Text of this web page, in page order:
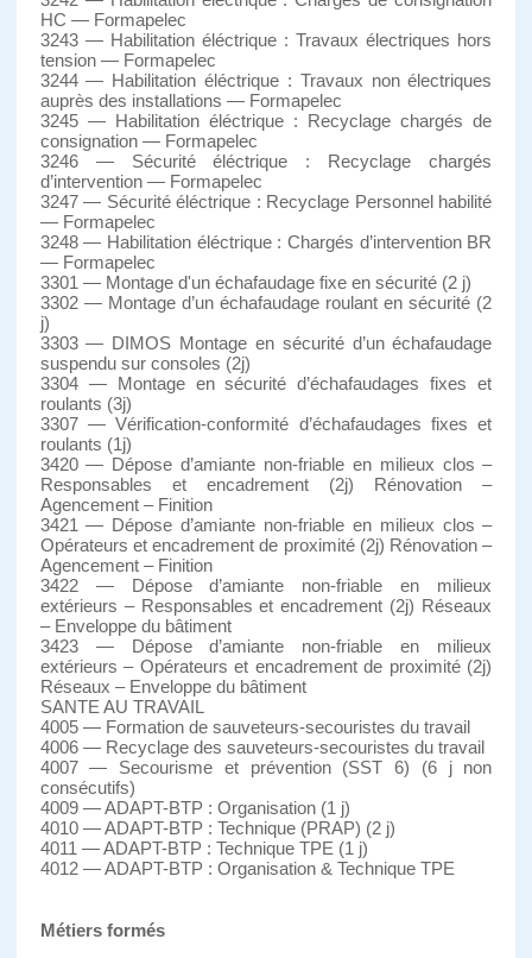
HC — Formapelec
3243 — Habilitation éléctrique : Travaux électriques hors
tension — Formapelec
3244 — Habilitation éléctrique : Travaux non électriques
auprès des installations — Formapelec
3245 — Habilitation éléctrique : Recyclage chargés de
consignation — Formapelec
3246 — Sécurité éléctrique : Recyclage chargés
d’intervention — Formapelec
3247 — Sécurité éléctrique : Recyclage Personnel habilité
— Formapelec
3248 — Habilitation éléctrique : Chargés d’intervention BR
— Formapelec
3301 — Montage d'un échafaudage fixe en sécurité (2 j)
3302 — Montage d’un échafaudage roulant en sécurité (2
j)
3303 — DIMOS Montage en sécurité d’un échafaudage
suspendu sur consoles (2j)
3304 — Montage en sécurité d’échafaudages fixes et
roulants (3j)
3307 — Vérification-conformité d’échafaudages fixes et
roulants (1j)
3420 — Dépose d’amiante non-friable en milieux clos –
Responsables et encadrement (2j) Rénovation –
Agencement – Finition
3421 — Dépose d’amiante non-friable en milieux clos –
Opérateurs et encadrement de proximité (2j) Rénovation –
Agencement – Finition
3422 — Dépose d’amiante non-friable en milieux
extérieurs – Responsables et encadrement (2j) Réseaux
– Enveloppe du bâtiment
3423 — Dépose d’amiante non-friable en milieux
extérieurs – Opérateurs et encadrement de proximité (2j)
Réseaux – Enveloppe du bâtiment
SANTE AU TRAVAIL
4005 — Formation de sauveteurs-secouristes du travail
4006 — Recyclage des sauveteurs-secouristes du travail
4007 — Secourisme et prévention (SST 6) (6 j non
consécutifs)
4009 — ADAPT-BTP : Organisation (1 j)
4010 — ADAPT-BTP : Technique (PRAP) (2 j)
4011 — ADAPT-BTP : Technique TPE (1 j)
4012 — ADAPT-BTP : Organisation & Technique TPE
Métiers formés